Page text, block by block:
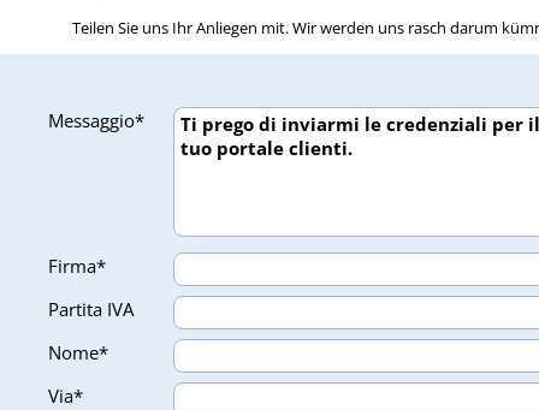
Teilen Sie uns Ihr Anliegen mit. Wir werden uns rasch darum
Messaggio*
Firma*
Partita IVA
Nome*
Via*